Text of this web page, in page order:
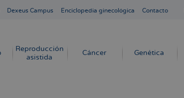
Dexeus Campus Enciclopedia ginecológica Contacto
Reproducción
asistida
Cáncer Genética